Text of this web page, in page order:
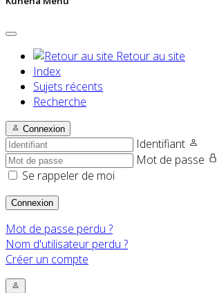
Retour au site
Index
Sujets récents
Recherche
Connexion
Identifiant
Mot de passe
Se rappeler de moi
Connexion
Mot de passe perdu ?
Nom d'utilisateur perdu ?
Créer un compte